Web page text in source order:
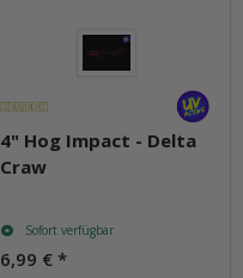
4" Hog Impact - Delta
Craw
Sofort verfügbar
6,99 € *